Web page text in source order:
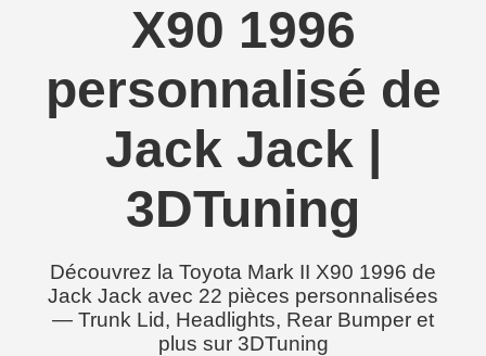
X90 1996
personnalisé de
Jack Jack |
3DTuning
Découvrez la Toyota Mark II X90 1996 de
Jack Jack avec 22 pièces personnalisées
— Trunk Lid, Headlights, Rear Bumper et
plus sur 3DTuning